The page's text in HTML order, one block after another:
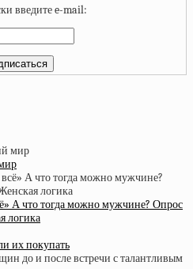
введите e-mail:
А что тогда можно мужчине? Опрос
логика
их покупать